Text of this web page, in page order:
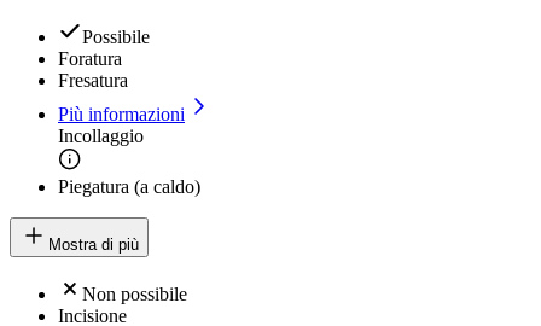
Possibile
Foratura
Fresatura
Più informazioni
Incollaggio
Piegatura (a caldo)
Mostra di più
Non possibile
Incisione